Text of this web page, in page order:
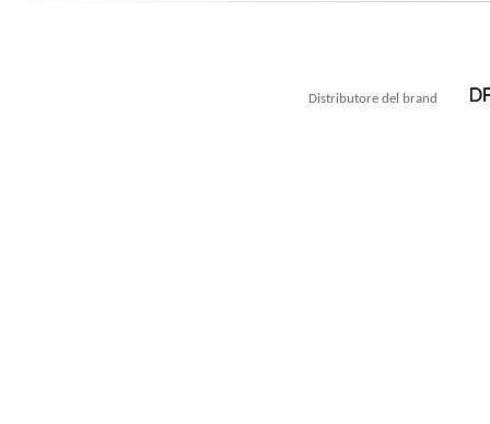
Distributore del brand